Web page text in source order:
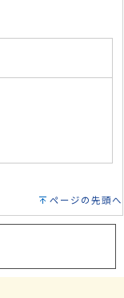
ページの先頭へ